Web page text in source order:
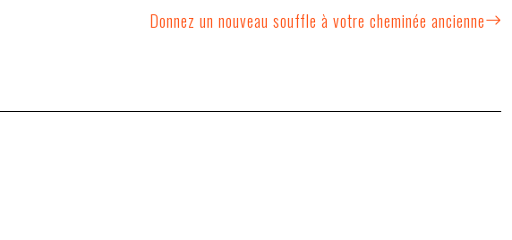
Donnez un nouveau souffle à votre cheminée ancienne